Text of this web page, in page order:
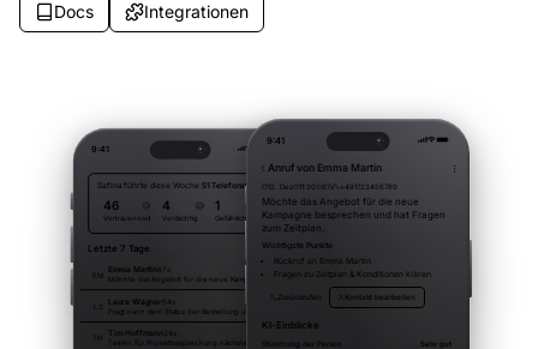
Docs
Integrationen